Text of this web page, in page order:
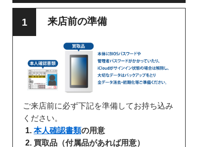
来店前の準備
ご来店前に必ず下記を準備してお持ち込み
ください。
本人確認書類の用意
買取品（付属品があれば用意）